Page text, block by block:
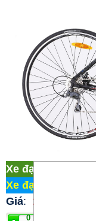
Xe đạp thể thao
Xe đạp Martin 107
Giá: 11.300.000 đ